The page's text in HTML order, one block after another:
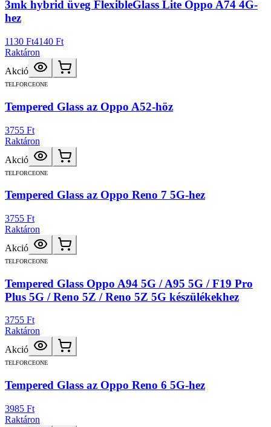
3mk hybrid üveg FlexibleGlass Lite Oppo A74 4G-
hez
1130 Ft4140 Ft
Raktáron
Akció
TELFORCEONE
Tempered Glass az Oppo A52-höz
3755 Ft
Raktáron
Akció
TELFORCEONE
Tempered Glass az Oppo Reno 7 5G-hez
3755 Ft
Raktáron
Akció
TELFORCEONE
Tempered Glass Oppo A94 5G / A95 5G / F19 Pro
Plus 5G / Reno 5Z / Reno 5Z 5G készülékekhez
3755 Ft
Raktáron
Akció
TELFORCEONE
Tempered Glass az Oppo Reno 6 5G-hez
3985 Ft
Raktáron